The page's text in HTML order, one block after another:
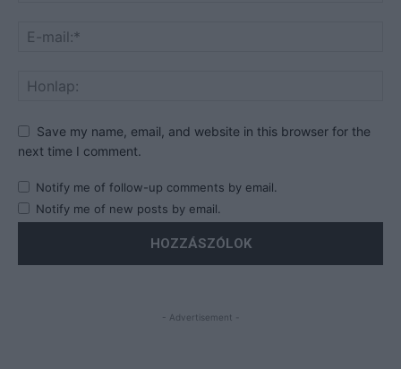
Save my name, email, and website in this browser for the
next time I comment.
Notify me of follow-up comments by email.
Notify me of new posts by email.
- Advertisement -